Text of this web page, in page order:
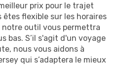
prix pour le trajet
êtes flexible sur les horaires
notre outil vous permettra
bas. S’il s'agit d'un voyage
nous vous aidons à
qui s’adaptera le mieux